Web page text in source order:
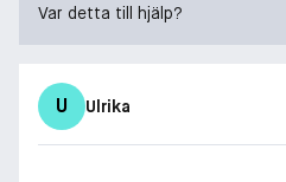
Var detta till hjälp?
U Ulrika